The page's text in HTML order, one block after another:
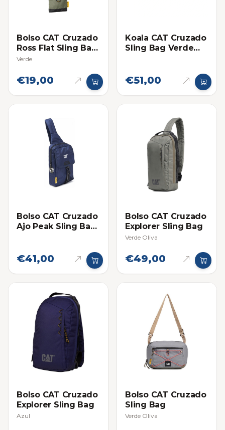
Bolso CAT Cruzado
Ross Flat Sling Bag
Pequeño
Verde
€19,00
Koala CAT Cruzado
Sling Bag Verde
€51,00
Bolso CAT Cruzado
Ajo Peak Sling Bag
€41,00
Bolso CAT Cruzado
Explorer Sling Bag
Verde Oliva
€49,00
Bolso CAT Cruzado
Explorer Sling Bag
Azul
Bolso CAT Cruzado
Sling Bag
Verde Oliva